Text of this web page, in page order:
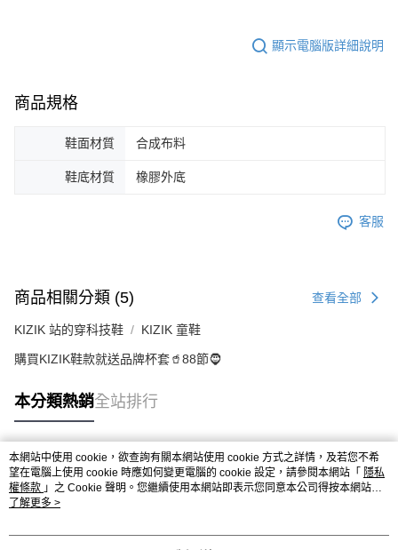
顯示電腦版詳細說明
商品規格
鞋面材質 合成布料
鞋底材質 橡膠外底
客服
商品相關分類 (5) 查看全部
KIZIK 站的穿科技鞋 KIZIK 童鞋
購買KIZIK鞋款就送品牌杯套🥤88節🧔
本分類熱銷全站排行
熱門標籤
本網站中使用 cookie，欲查詢有關本網站使用 cookie 方式之詳情，及若您不希
望在電腦上使用 cookie 時應如何變更電腦的 cookie 設定，請參閱本網站「 隱私
權條款 」之 Cookie 聲明。您繼續使用本網站即表示您同意本公司得按本網站使
用條款之 Cookie 聲明使用 cookie。
了解更多 >